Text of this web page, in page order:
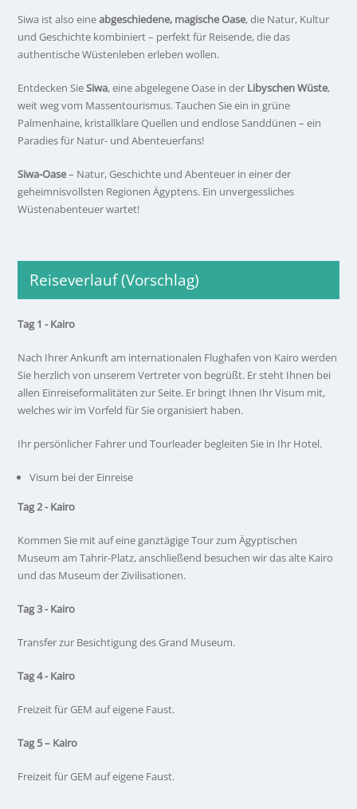
Siwa ist also eineabgeschiedene, magische Oase, die Natur, Kultur
und Geschichte kombiniert – perfekt für Reisende, die das
authentische Wüstenleben erleben wollen.
Entdecken SieSiwa, eine abgelegene Oase in der Libyschen Wüste,
weit weg vom Massentourismus. Tauchen Sie ein in grüne
Palmenhaine, kristallklare Quellen und endlose Sanddünen – ein
Paradies für Natur- und Abenteuerfans!
Siwa-Oase– Natur, Geschichte und Abenteuer in einer der
geheimnisvollsten Regionen Ägyptens. Ein unvergessliches
Wüstenabenteuer wartet!
Reiseverlauf (Vorschlag)
Tag 1 - Kairo
Nach Ihrer Ankunft am internationalen Flughafen von Kairo werden
Sie herzlich von unserem Vertreter von begrüßt. Er steht Ihnen bei
allen Einreiseformalitäten zur Seite. Er bringt Ihnen Ihr Visum mit,
welches wir im Vorfeld für Sie organisiert haben.
Ihr persönlicher Fahrer und Tourleader begleiten Sie in Ihr Hotel.
Visum bei der Einreise
Tag 2 - Kairo
Kommen Sie mit auf eine ganztägige Tour zum Ägyptischen
Museum am Tahrir-Platz, anschließend besuchen wir das alte Kairo
und das Museum der Zivilisationen.
Tag 3 - Kairo
Transfer zur Besichtigung des Grand Museum.
Tag 4 - Kairo
Freizeit für GEM auf eigene Faust.
Tag 5 – Kairo
Freizeit für GEM auf eigene Faust.